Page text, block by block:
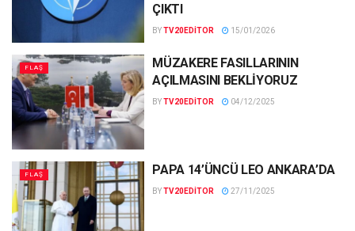
ÇIKTI
BYTV20EDITOR 15/01/2026
FLAŞ
MÜZAKERE FASILLARININ
AÇILMASINI BEKLİYORUZ
BYTV20EDITOR 04/12/2025
FLAŞ PAPA 14’ÜNCÜ LEO ANKARA’DA
BYTV20EDITOR 27/11/2025